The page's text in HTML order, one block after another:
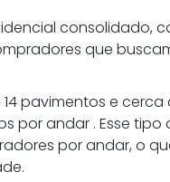
consolidado,
que
pavimentos e cerca
por andar . Esse tipo
por andar, o